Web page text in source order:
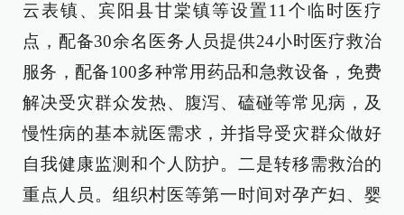
云表镇、宾阳县甘棠镇等设置11个临时医疗
点，配备30余名医务人员提供24小时医疗救治
服务，配备100多种常用药品和急救设备，免费
解决受灾群众发热、腹泻、磕碰等常见病，及
慢性病的基本就医需求，并指导受灾群众做好
自我健康监测和个人防护。二是转移需救治的
重点人员。组织村医等第一时间对孕产妇、婴